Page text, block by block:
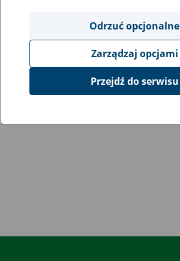
Odrzuć opcjonalne
Zarządzaj opcjami
Przejdź do serwisu